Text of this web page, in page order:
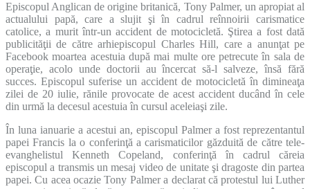
Episcopul Anglican de origine britanică, Tony Palmer, un apropiat al
actualului papă, care a slujit şi în cadrul reînnoirii carismatice
catolice, a murit într-un accident de motocicletă. Ştirea a fost dată
publicităţii de către arhiepiscopul Charles Hill, care a anunţat pe
Facebook moartea acestuia după mai multe ore petrecute în sala de
operaţie, acolo unde doctorii au încercat să-l salveze, însă fără
succes. Episcopul suferise un accident de motocicletă în dimineaţa
zilei de 20 iulie, rănile provocate de acest accident ducând în cele
din urmă la decesul acestuia în cursul aceleiaşi zile.
În luna ianuarie a acestui an, episcopul Palmer a fost reprezentantul
papei Francis la o conferinţă a carismaticilor găzduită de către tele-
evanghelistul Kenneth Copeland, conferinţă în cadrul căreia
episcopul a transmis un mesaj video de unitate şi dragoste din partea
papei. Cu acea ocazie Tony Palmer a declarat că protestul lui Luther